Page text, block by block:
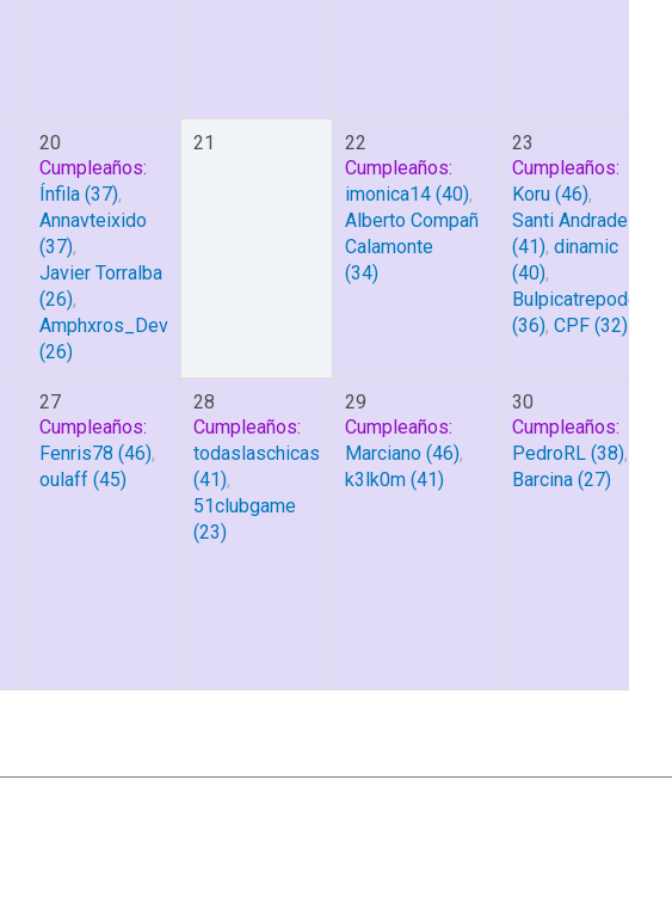
20
Cumpleaños:
Ínfila (37),
Annavteixido
(37),
Javier Torralba
(26),
Amphxros_Dev
(26)
21
22
Cumpleaños:
imonica14 (40),
Alberto Compañ
Calamonte
(34)
23
Cumpleaños:
Koru (46),
Santi Andrade
(41), dinamic
(40),
Bulpicatrepode
(36), CPF (32)
27
Cumpleaños:
Fenris78 (46),
oulaff (45)
28
Cumpleaños:
todaslaschicas
(41),
51clubgame
(23)
29
Cumpleaños:
Marciano (46),
k3lk0m (41)
30
Cumpleaños:
PedroRL (38),
Barcina (27)